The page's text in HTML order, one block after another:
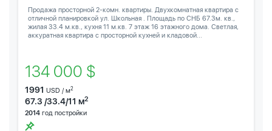
Продажа просторной 2-комн. квартиры. Двухкомнатная квартира с
отличной планировкой ул. Школьная . Площадь по СНБ 67.3м. кв.,
жилая 33.4 м.кв., кухня 11 м.кв. 7 этаж 16 этажного дома. Светлая,
аккуратная квартира с просторной кухней и кладовой...
134 000 $
1991 USD / м2
67.3 /33.4/11 м2
2014 год постройки